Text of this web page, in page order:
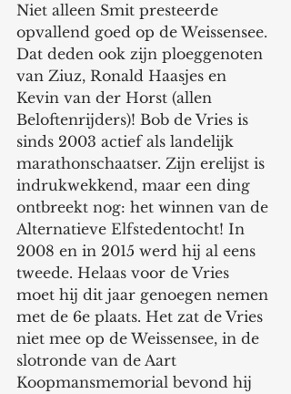
Niet alleen Smit presteerde
opvallend goed op de Weissensee.
Dat deden ook zijn ploeggenoten
van Ziuz, Ronald Haasjes en
Kevin van der Horst (allen
Beloftenrijders)! Bob de Vries is
sinds 2003 actief als landelijk
marathonschaatser. Zijn erelijst is
indrukwekkend, maar een ding
ontbreekt nog: het winnen van de
Alternatieve Elfstedentocht! In
2008 en in 2015 werd hij al eens
tweede. Helaas voor de Vries
moet hij dit jaar genoegen nemen
met de 6e plaats. Het zat de Vries
niet mee op de Weissensee, in de
slotronde van de Aart
Koopmansmemorial bevond hij